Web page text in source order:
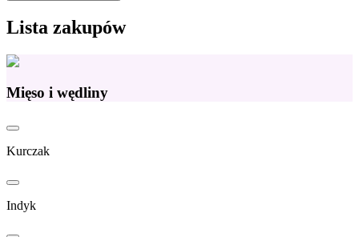
Lista zakupów
Mięso i wędliny
Kurczak
Indyk